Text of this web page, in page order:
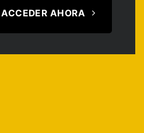
ACCEDER AHORA